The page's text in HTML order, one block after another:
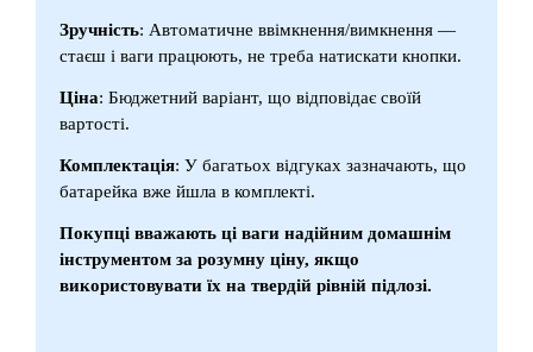
Зручність: Автоматичне ввімкнення/вимкнення —
стаєш і ваги працюють, не треба натискати кнопки.
Ціна: Бюджетний варіант, що відповідає своїй
вартості.
Комплектація: У багатьох відгуках зазначають, що
батарейка вже йшла в комплекті.
Покупці вважають ці ваги надійним домашнім
інструментом за розумну ціну, якщо
використовувати їх на твердій рівній підлозі.